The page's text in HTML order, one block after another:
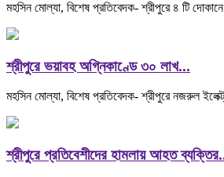
মহসিন মোল্যা, বিশেষ প্রতিবেদক- শ্রীপুরে ৪ টি
শ্রীপুরে ভয়াবহ অগ্নিকাণ্ডে ৩০ লাখ...
মহসিন মোল্যা, বিশেষ প্রতিবেদক- শ্রীপুরে নজরুল
শ্রীপুরে প্রতিবেশীদের হামলায় আহত